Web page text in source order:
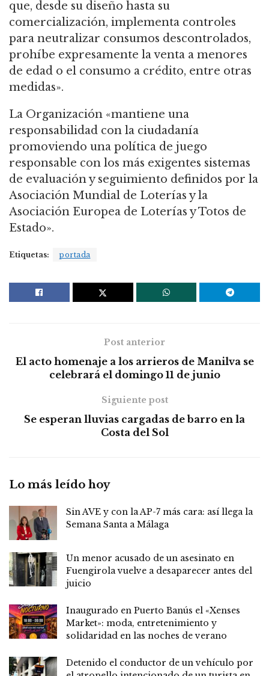
que, desde su diseño hasta su
comercialización, implementa controles
para neutralizar consumos descontrolados,
prohíbe expresamente la venta a menores
de edad o el consumo a crédito, entre otras
medidas».
La Organización «mantiene una
responsabilidad con la ciudadanía
promoviendo una política de juego
responsable con los más exigentes sistemas
de evaluación y seguimiento definidos por la
Asociación Mundial de Loterías y la
Asociación Europea de Loterías y Totos de
Estado».
Etiquetas: portada
Post anterior
El acto homenaje a los arrieros de Manilva se
celebrará el domingo 11 de junio
Siguiente post
Se esperan lluvias cargadas de barro en la
Costa del Sol
Lo más leído hoy
Sin AVE y con la AP-7 más cara: así llega la
Semana Santa a Málaga
Un menor acusado de un asesinato en
Fuengirola vuelve a desaparecer antes del
juicio
Inaugurado en Puerto Banús el «Xenses
Market»: moda, entretenimiento y
solidaridad en las noches de verano
Detenido el conductor de un vehículo por